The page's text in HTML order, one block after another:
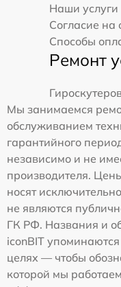
Наши услуги
Согласие на
Способы
Ремонт
Мы занимаемся
обслуживанием
гарантийного
независимо и не
производителя.
носят
не являются
ГК РФ. Названия и
iconBIT
целях — чтобы
которой мы